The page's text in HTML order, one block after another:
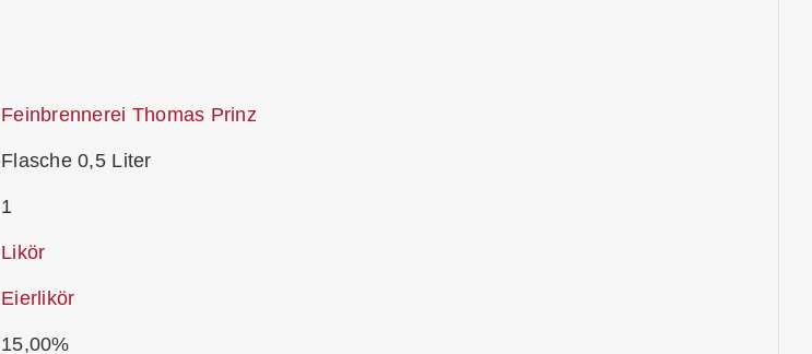
Feinbrennerei Thomas Prinz
Flasche 0,5 Liter
1
Likör
Eierlikör
15,00%